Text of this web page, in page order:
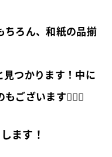
ちろん、和紙の品揃
つかります！中に
ございます🙆🏻‍♀️
ます！